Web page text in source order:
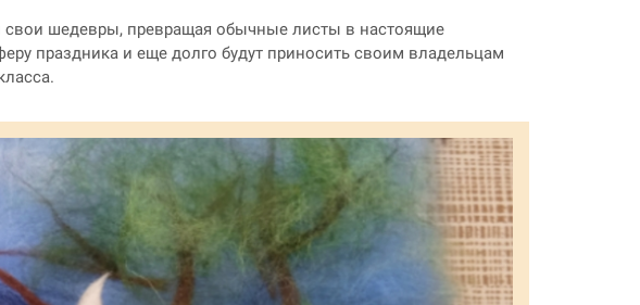
свои шедевры, превращая обычные листы в настоящие
праздника и еще долго будут приносить своим владельцам